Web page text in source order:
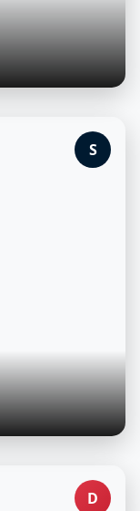
S
D